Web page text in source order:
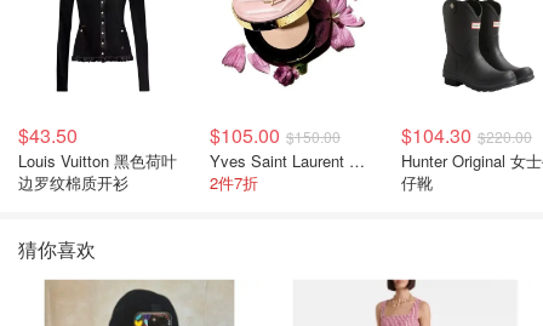
$43.50
Louis Vuitton 黑色荷叶
边罗纹棉质开衫
$105.00 $150.00
Yves Saint Laurent 气垫
2件7折
$104.30 $220.00
Hunter Original 女士牛
仔靴
猜你喜欢